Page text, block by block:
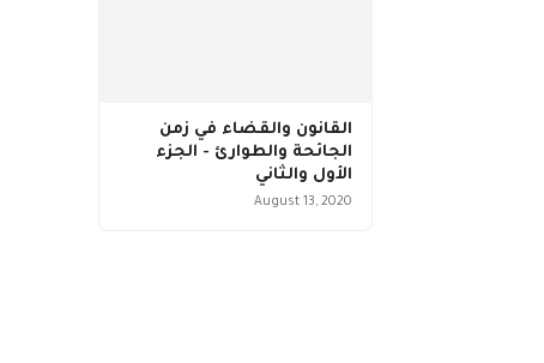
القانون والقضاء في زمن
الجائحة والطوارئ - الجزء
الأول والثاني
August 13, 2020